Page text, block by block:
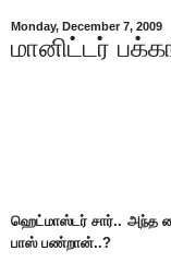
Monday, December 7, 2009
மானிட்டர்
ஹெட்மாஸ்டர் சார்.. அந்த
பாஸ் பண்றான்..?